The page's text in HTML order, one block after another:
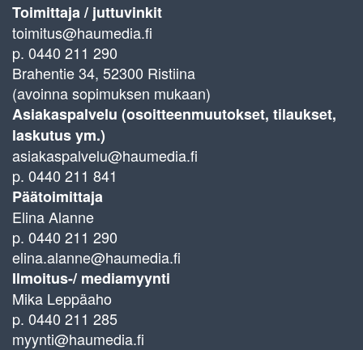
Toimittaja / juttuvinkit
toimitus@haumedia.fi
p. 0440 211 290
Brahentie 34, 52300 Ristiina
(avoinna sopimuksen mukaan)
Asiakaspalvelu (osoitteenmuutokset, tilaukset,
laskutus ym.)
asiakaspalvelu@haumedia.fi
p. 0440 211 841
Päätoimittaja
Elina Alanne
p. 0440 211 290
elina.alanne@haumedia.fi
Ilmoitus-/ mediamyynti
Mika Leppäaho
p. 0440 211 285
myynti@haumedia.fi